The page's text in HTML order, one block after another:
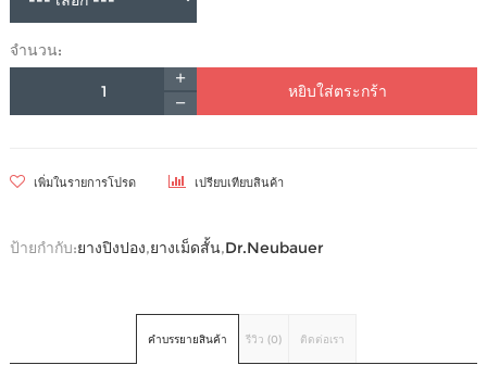
จำนวน:
หยิบใส่ตระกร้า
เพิ่มในรายการโปรด เปรียบเทียบสินค้า
ป้ายกำกับ:ยางปิงปอง,ยางเม็ดสั้น,Dr.Neubauer
คำบรรยายสินค้า รีวิว (0) ติดต่อเรา